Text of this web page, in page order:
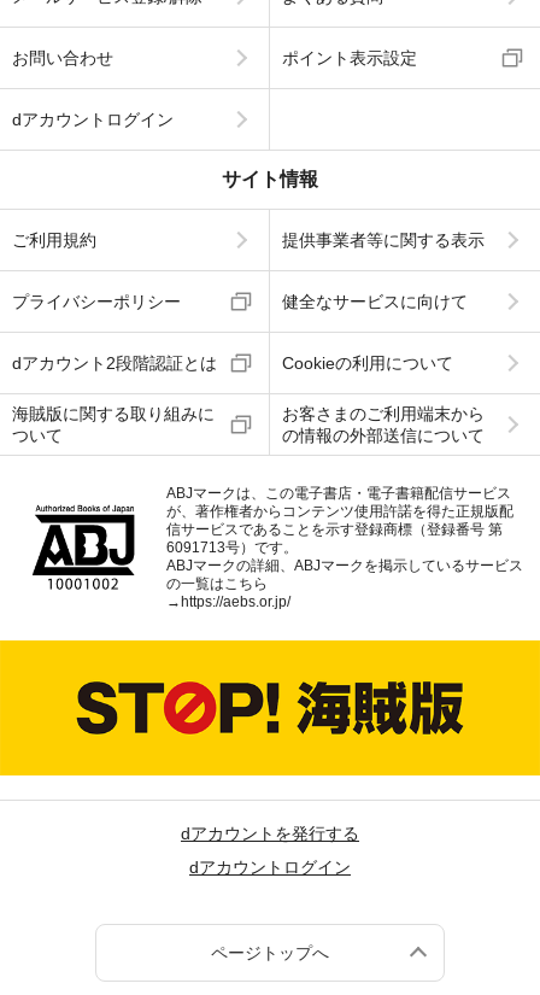
お問い合わせ ポイント表示設定
dアカウントログイン
サイト情報
ご利用規約 提供事業者等に関する表示
プライバシーポリシー 健全なサービスに向けて
dアカウント2段階認証とは Cookieの利用について
海賊版に関する取り組みに
ついて
お客さまのご利用端末から
の情報の外部送信について
ABJマークは、この電子書店・電子書籍配信サービス
が、著作権者からコンテンツ使用許諾を得た正規版配
信サービスであることを示す登録商標（登録番号 第
6091713号）です。
ABJマークの詳細、ABJマークを掲示しているサービス
の一覧はこちら
→https://aebs.or.jp/
dアカウントを発行する
dアカウントログイン
ページトップへ